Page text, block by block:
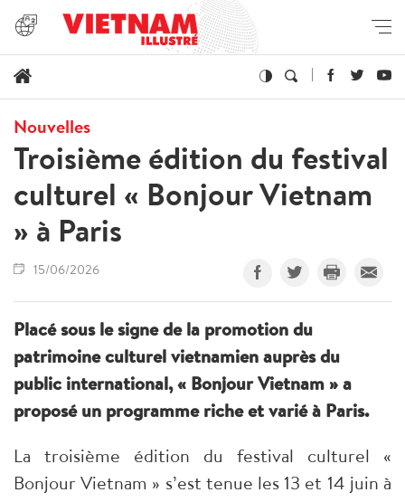
Nouvelles
Troisième édition du festival
culturel « Bonjour Vietnam
» à Paris
15/06/2026
Placé sous le signe de la promotion du
patrimoine culturel vietnamien auprès du
public international, « Bonjour Vietnam » a
proposé un programme riche et varié à Paris.
La troisième édition du festival culturel «
Bonjour Vietnam » s’est tenue les 13 et 14 juin à